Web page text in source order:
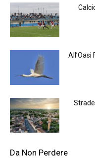
Da Non Perdere